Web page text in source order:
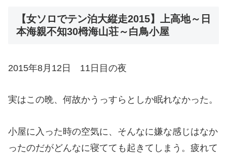
【女ソロでテン泊大縦走2015】上高地～日
本海親不知30栂海山荘～白鳥小屋
2015年8月12日 11日目の夜
実はこの晩、何故かうっすらとしか眠れなかった。
小屋に入った時の空気に、そんなに嫌な感じはなか
ったのだがどんなに寝てても起きてしまう。疲れて